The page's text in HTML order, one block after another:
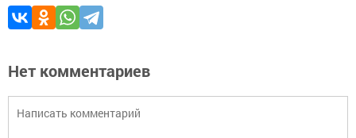
Нет комментариев